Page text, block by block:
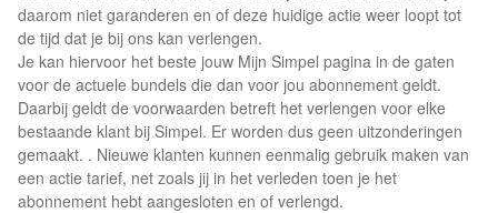
daarom niet garanderen en of deze huidige actie weer loopt tot
de tijd dat je bij ons kan verlengen.
Je kan hiervoor het beste jouw Mijn Simpel pagina in de gaten
voor de actuele bundels die dan voor jou abonnement geldt.
Daarbij geldt de voorwaarden betreft het verlengen voor elke
bestaande klant bij Simpel. Er worden dus geen uitzonderingen
gemaakt. . Nieuwe klanten kunnen eenmalig gebruik maken van
een actie tarief, net zoals jij in het verleden toen je het
abonnement hebt aangesloten en of verlengd.